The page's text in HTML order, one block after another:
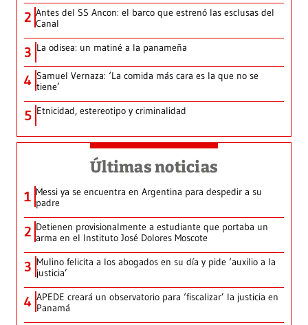
2 Antes del SS Ancon: el barco que estrenó las esclusas del
Canal
3 La odisea: un matiné a la panameña
4 Samuel Vernaza: ‘La comida más cara es la que no se
tiene’
5 Etnicidad, estereotipo y criminalidad
Últimas noticias
1 Messi ya se encuentra en Argentina para despedir a su
padre
2 Detienen provisionalmente a estudiante que portaba un
arma en el Instituto José Dolores Moscote
3 Mulino felicita a los abogados en su día y pide ‘auxilio a la
justicia’
4 APEDE creará un observatorio para ‘fiscalizar’ la justicia en
Panamá